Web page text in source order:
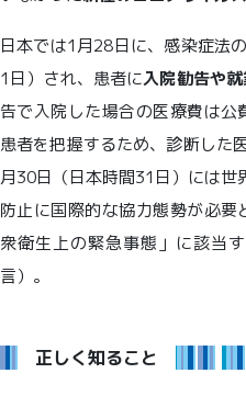
日本では1月28日に、感染症法の
1日）され、患者に入院勧告や
告で入院した場合の医療費は
患者を把握するため、診断した
月30日（日本時間31日）には世
防止に国際的な協力態勢が必
衆衛生上の緊急事態」に該当
言）。
正しく知ること